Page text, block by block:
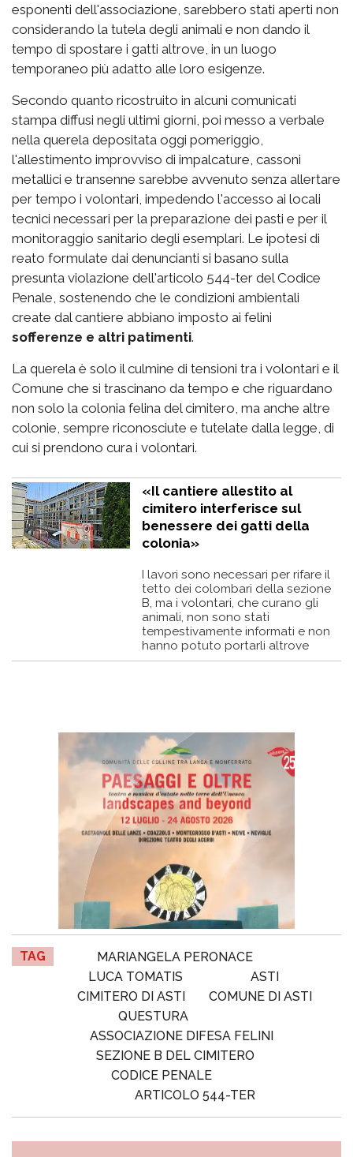
esponenti dell'associazione, sarebbero stati aperti non
considerando la tutela degli animali e non dando il
tempo di spostare i gatti altrove, in un luogo
temporaneo più adatto alle loro esigenze.
Secondo quanto ricostruito in alcuni comunicati
stampa diffusi negli ultimi giorni, poi messo a verbale
nella querela depositata oggi pomeriggio,
l'allestimento improvviso di impalcature, cassoni
metallici e transenne sarebbe avvenuto senza allertare
per tempo i volontari, impedendo l'accesso ai locali
tecnici necessari per la preparazione dei pasti e per il
monitoraggio sanitario degli esemplari. Le ipotesi di
reato formulate dai denuncianti si basano sulla
presunta violazione dell'articolo 544-ter del Codice
Penale, sostenendo che le condizioni ambientali
create dal cantiere abbiano imposto ai felini
sofferenze e altri patimenti.
La querela è solo il culmine di tensioni tra i volontari e il
Comune che si trascinano da tempo e che riguardano
non solo la colonia felina del cimitero, ma anche altre
colonie, sempre riconosciute e tutelate dalla legge, di
cui si prendono cura i volontari.
«Il cantiere allestito al
cimitero interferisce sul
benessere dei gatti della
colonia»
I lavori sono necessari per rifare il
tetto dei colombari della sezione
B, ma i volontari, che curano gli
animali, non sono stati
tempestivamente informati e non
hanno potuto portarli altrove
TAG
MARIANGELA PERONACE
LUCA TOMATIS
ASTI
CIMITERO DI ASTI
COMUNE DI ASTI
QUESTURA
ASSOCIAZIONE DIFESA FELINI
SEZIONE B DEL CIMITERO
CODICE PENALE
ARTICOLO 544-TER